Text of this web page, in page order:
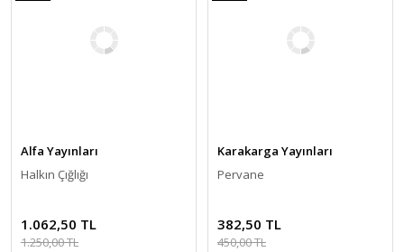
Alfa Yayınları
Halkın Çığlığı
1.062,50 TL
1.250,00 TL
Karakarga Yayınları
Pervane
382,50 TL
450,00 TL